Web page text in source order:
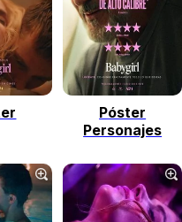
Póster
Personajes